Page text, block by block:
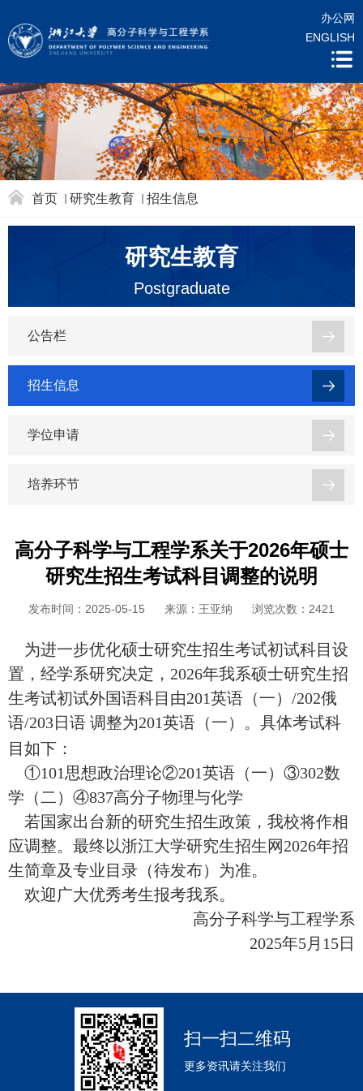
办公网
ENGLISH
首页 研究生教育 招生信息
研究生教育
Postgraduate
公告栏
招生信息
学位申请
培养环节
高分子科学与工程学系关于2026年硕士
研究生招生考试科目调整的说明
发布时间：2025-05-15 来源：王亚纳 浏览次数： 2421
为进一步优化硕士研究生招生考试初试科目设
置，经学系研究决定， 2026年我系硕士研究生招
生考试初试外国语科目由201英语（一）/202俄
语/203日语 调整为201英语（一）。具体考试科
目如下：
①101思想政治理论②201英语（一）③302数
学（二）④837高分子物理与化学
若国家出台新的研究生招生政策，我校将作相
应调整。最终以浙江大学研究生招生网2026年招
生简章及专业目录（待发布）为准。
欢迎广大优秀考生报考我系。
高分子科学与工程学系
2025年5月15日
扫一扫二维码
更多资讯请关注我们